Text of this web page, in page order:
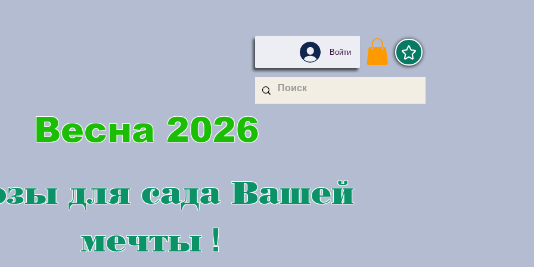
Войти
Весна 2026
для сада Вашей
мечты!